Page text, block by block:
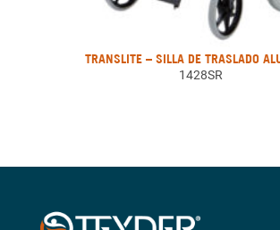
TRANSLITE – SILLA DE TRASLADO
1428SR